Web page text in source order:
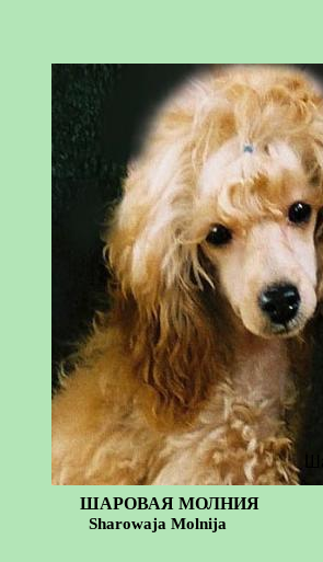
ШАРОВАЯ МОЛНИЯ
Sharowaja Molnija